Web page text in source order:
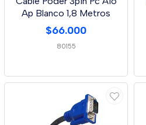
Ap Blanco 1,8 Metros
$66.000
80155